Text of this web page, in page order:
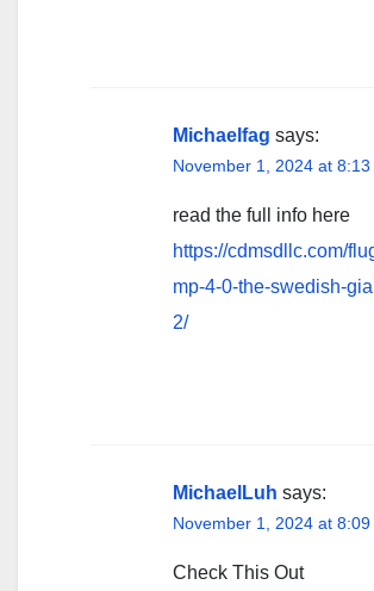
Michaelfag says:
November 1, 2024 at 8:13
read the full info here
https://cdmsdllc.com/
mp-4-0-the-swedish-
2/
MichaelLuh says:
November 1, 2024 at 8:09
Check This Out